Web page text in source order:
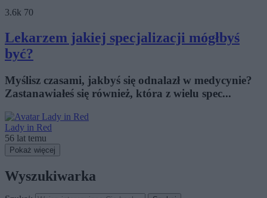
3.6k 70
Lekarzem jakiej specjalizacji mógłbyś
być?
Myślisz czasami, jakbyś się odnalazł w medycynie?
Zastanawiałeś się również, która z wielu spec...
Lady in Red
56 lat temu
Pokaż więcej
Wyszukiwarka